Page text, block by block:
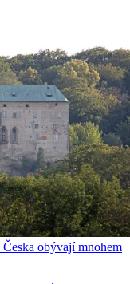
obývají mnohem